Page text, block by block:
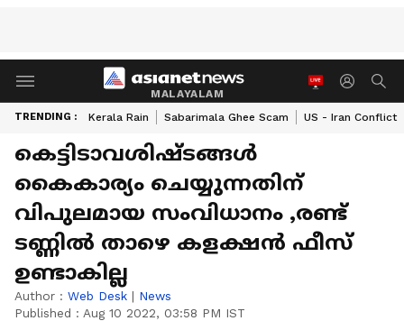
MALAYALAM
TRENDING : Kerala Rain Sabarimala Ghee Scam US - Iran Conflict
കെട്ടിടാവശിഷ്ടങ്ങള്‍
കൈകാര്യം ചെയ്യുന്നതിന്
വിപുലമായ സംവിധാനം ,രണ്ട്
ടണ്ണില്‍ താഴെ കളക്ഷൻ ഫീസ്
ഉണ്ടാകില്ല
Author : Web Desk | News
Published : Aug 10 2022, 03:58 PM IST